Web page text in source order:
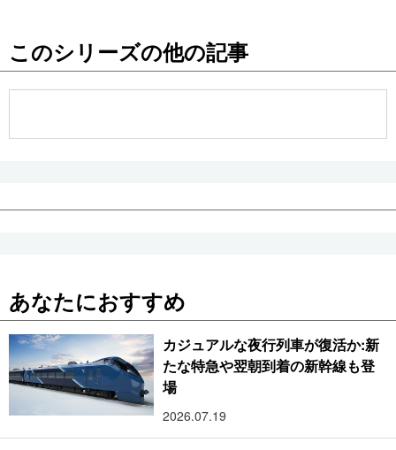
このシリーズの他の記事
あなたにおすすめ
カジュアルな夜行列車が復活か:新
たな特急や翌朝到着の新幹線も登
場
2026.07.19